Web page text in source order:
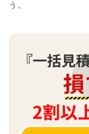
う。